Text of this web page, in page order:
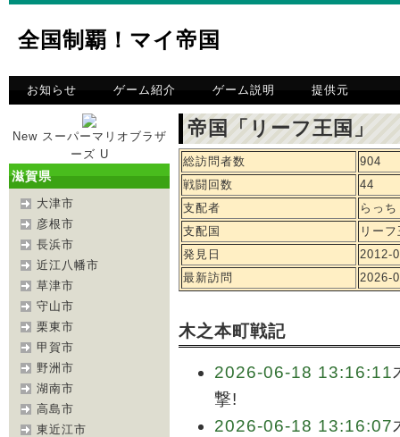
全国制覇！マイ帝国
お知らせ ゲーム紹介 ゲーム説明 提供元
New スーパーマリオブラザ
ーズ U
滋賀県
大津市
彦根市
長浜市
近江八幡市
草津市
守山市
栗東市
甲賀市
野洲市
湖南市
高島市
東近江市
帝国「リーフ王国」
総訪問者数
904
戦闘回数
44
支配者
らっち
支配国
リー
発見日
2012-
最新訪問
2026-
木之本町戦記
2026-06-18 13:16:11
撃!
2026-06-18 13:16:07